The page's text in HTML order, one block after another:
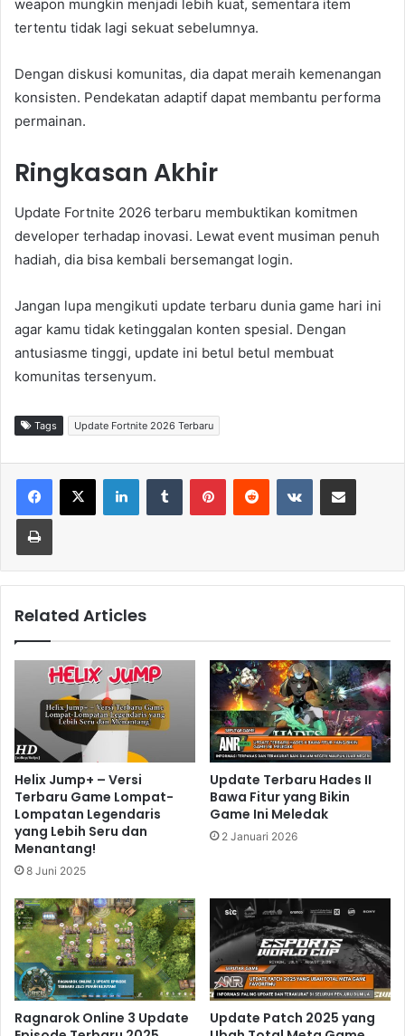
weapon mungkin menjadi lebih kuat, sementara item
tertentu tidak lagi sekuat sebelumnya.
Dengan diskusi komunitas, dia dapat meraih kemenangan
konsisten. Pendekatan adaptif dapat membantu performa
permainan.
Ringkasan Akhir
Update Fortnite 2026 terbaru membuktikan komitmen
developer terhadap inovasi. Lewat event musiman penuh
hadiah, dia bisa kembali bersemangat login.
Jangan lupa mengikuti update terbaru dunia game hari ini
agar kamu tidak ketinggalan konten spesial. Dengan
antusiasme tinggi, update ini betul betul membuat
komunitas tersenyum.
Tags Update Fortnite 2026 Terbaru
Related Articles
Helix Jump+ – Versi
Terbaru Game Lompat-
Lompatan Legendaris
yang Lebih Seru dan
Menantang!
8 Juni 2025
Update Terbaru Hades II
Bawa Fitur yang Bikin
Game Ini Meledak
2 Januari 2026
Ragnarok Online 3 Update
Update Patch 2025 yang